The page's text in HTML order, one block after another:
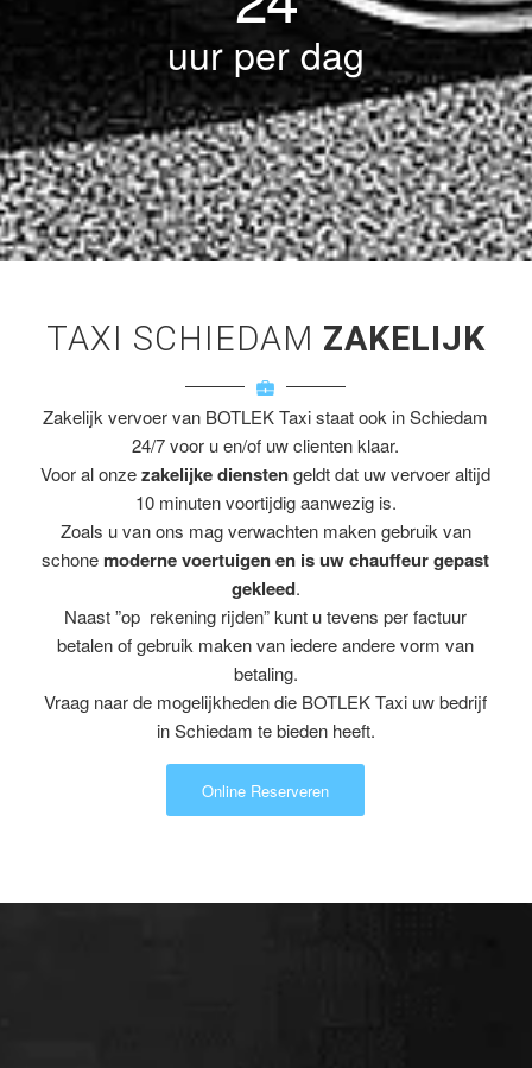
uur per dag
TAXI SCHIEDAM ZAKELIJK
Zakelijk vervoer van BOTLEK Taxi staat ook in Schiedam
24/7 voor u en/of uw clienten klaar.
Voor al onzezakelijke dienstengeldt dat uw vervoer altijd
10 minuten voortijdig aanwezig is.
Zoals u van ons mag verwachten maken gebruik van
schone moderne voertuigen en is uw chauffeur gepast
gekleed.
Naast ”op rekening rijden” kunt u tevens per factuur
betalen of gebruik maken van iedere andere vorm van
betaling.
Vraag naar de mogelijkheden die BOTLEK Taxi uw bedrijf
in Schiedam te bieden heeft.
Online Reserveren